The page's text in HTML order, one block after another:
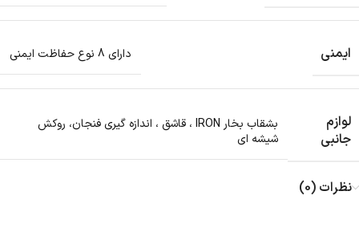
ایمنی دارای 8 نوع حفاظت ایمنی
لوازم
جانبی
بشقاب بخار IRON ، قاشق ، اندازه گیری فنجان، روکش
شیشه ای
نظرات (0)